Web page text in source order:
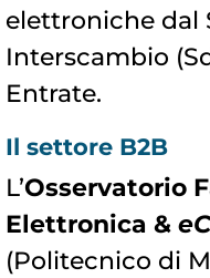
elettroniche dal
Interscambio
Entrate.
Il settore B2B
L’Osservatorio
Elettronica &
(Politecnico di